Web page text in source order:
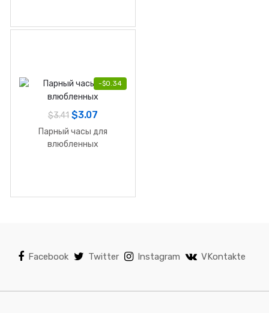
-$0.34
$3.41 $3.07
Парный часы для
влюбленных
Facebook Twitter Instagram VKontakte